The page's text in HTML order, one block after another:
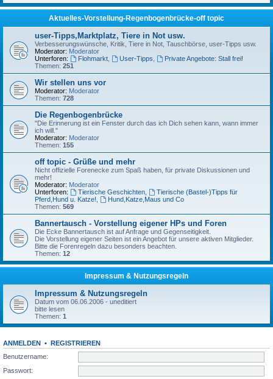
Aktuelles-Vorstellung-Regenbogenbrücke-off topic
user-Tipps,Marktplatz, Tiere in Not usw.
Verbesserungswünsche, Kritik, Tiere in Not, Tauschbörse, user-Tipps usw.
Moderator: Moderator
Unterforen:
Flohmarkt, User-Tipps
Private Angebote: Stall frei!
Themen: 251
Wir stellen uns vor
Moderator: Moderator
Themen: 728
Die Regenbogenbrücke
"Die Erinnerung ist ein Fenster durch das ich Dich sehen kann, wann immer
ich will."
Moderator: Moderator
Themen: 155
off topic - Grüße und mehr
Nicht offizielle Forenecke zum Spaß haben, für private Diskussionen und
mehr!
Moderator: Moderator
Unterforen:
Tierische Geschichten,
Tierische (Bastel-)Tipps für
Pferd,Hund u. Katze!
Hund,Katze,Maus und Co
Themen: 569
Bannertausch - Vorstellung eigener HPs und Foren
Die Ecke Bannertausch ist auf Anfrage und Gegenseitigkeit.
Die Vorstellung eigener Seiten ist ein Angebot für unsere aktiven Mitglieder.
Bitte die Forenregeln dazu besonders beachten.
Themen: 12
Impressum & Nutzungsregeln
Impressum & Nutzungsregeln
Datum vom 06.06.2006 - uneditiert
bitte lesen
Themen: 1
ANMELDEN • REGISTRIEREN
Benutzername:
Passwort: